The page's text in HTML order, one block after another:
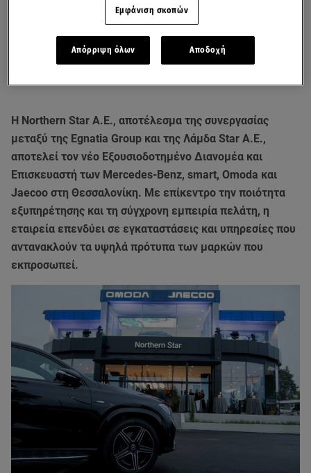
Η Northern Star Α.Ε., αποτέλεσμα της συνεργασίας
μεταξύ της Egnatia Group και της Λάμδα Star Α.Ε.,
αποτελεί τον νέο Εξουσιοδοτημένο Διανομέα και
Επισκευαστή των Mercedes-Benz, smart, Omoda και
Jaecoo στη Θεσσαλονίκη. Με επίκεντρο την ποιότητα
εξυπηρέτησης και τη σύγχρονη εμπειρία πελάτη, η
εταιρεία επενδύει σε εγκαταστάσεις και υπηρεσίες που
αντανακλούν τα υψηλά πρότυπα των μαρκών που
εκπροσωπεί.
Εμφάνιση σκοπών
Απόρριψη όλων Αποδοχή